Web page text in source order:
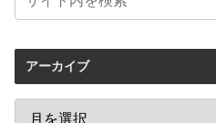
アーカイブ